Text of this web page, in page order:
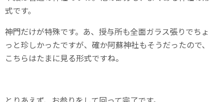
式です。
神門だけが特殊です。あ、授与所も全面ガラス張りでちょ
っと珍しかったですが、確か阿蘇神社もそうだったので、
こちらはたまに見る形式ですね。